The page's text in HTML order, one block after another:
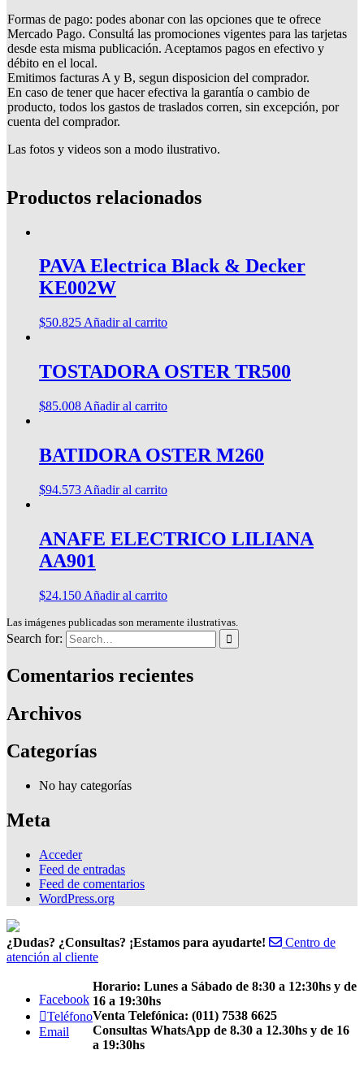
Formas de pago: podes abonar con las opciones que te ofrece
Mercado Pago. Consultá las promociones vigentes para las tarjetas
desde esta misma publicación. Aceptamos pagos en efectivo y
débito en el local.
Emitimos facturas A y B, segun disposicion del comprador.
En caso de tener que hacer efectiva la garantía o cambio de
producto, todos los gastos de traslados corren, sin excepción, por
cuenta del comprador.
Las fotos y videos son a modo ilustrativo.
Productos relacionados
PAVA Electrica Black & Decker
KE002W
$50.825 Añadir al carrito
TOSTADORA OSTER TR500
$85.008 Añadir al carrito
BATIDORA OSTER M260
$94.573 Añadir al carrito
ANAFE ELECTRICO LILIANA
AA901
$24.150 Añadir al carrito
Las imágenes publicadas son meramente ilustrativas.
Search for:
Comentarios recientes
Archivos
Categorías
No hay categorías
Meta
Acceder
Feed de entradas
Feed de comentarios
WordPress.org
¿Dudas? ¿Consultas? ¡Estamos para ayudarte!
Centro de
atención al cliente
Facebook
Teléfono
Email
Horario: Lunes a Sábado de 8:30 a 12:30hs y de
16 a 19:30hs
Venta Telefónica: (011) 7538 6625
Consultas WhatsApp de 8.30 a 12.30hs y de 16
a 19:30hs